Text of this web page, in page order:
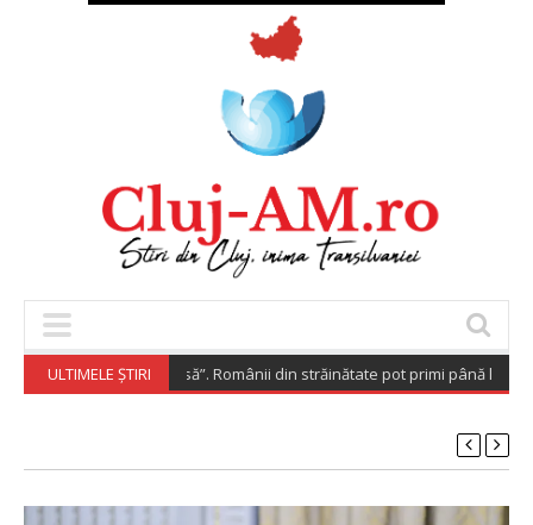
ULTIMELE ȘTIRI
Investește Acasă”. Românii din străinătate pot primi până la